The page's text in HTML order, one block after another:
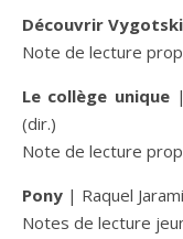
Découvrir Vygotski
Note de lecture
Le collège unique|
(dir.)
Note de lecture
Pony | Raquel
Notes de lecture